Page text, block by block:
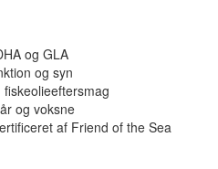
og GLA
og syn
og voksne
af Friend of the Sea